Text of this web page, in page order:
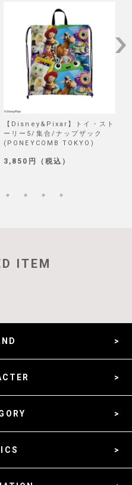
【Disney&Pixar】トイ・スト
ーリー5/集合/ナップザック
(PONEYCOMB TOKYO)
3,850円（税込）
ITEM